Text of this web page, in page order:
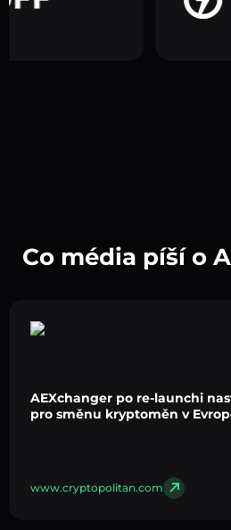
Co média píší o
AEXchanger po re-launchi
pro směnu kryptoměn v
www.cryptopolitan.com